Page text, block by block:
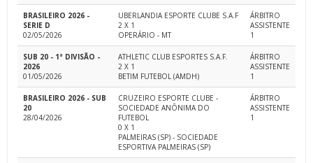
BRASILEIRO 2026 -
SERIE D
02/05/2026
UBERLANDIA ESPORTE CLUBE S.A.F
2 X 1
OPERÁRIO - MT
ÁRBITRO
ASSISTENTE
1
SUB 20 - 1ª DIVISÃO -
2026
01/05/2026
ATHLETIC CLUB ESPORTES S.A.F.
2 X 1
BETIM FUTEBOL (AMDH)
ÁRBITRO
ASSISTENTE
1
BRASILEIRO 2026 - SUB
20
28/04/2026
CRUZEIRO ESPORTE CLUBE -
SOCIEDADE ANÔNIMA DO
FUTEBOL
0 X 1
PALMEIRAS (SP) - SOCIEDADE
ESPORTIVA PALMEIRAS (SP)
ÁRBITRO
ASSISTENTE
1